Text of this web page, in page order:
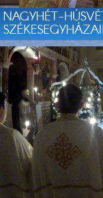
NAGYHÉT-